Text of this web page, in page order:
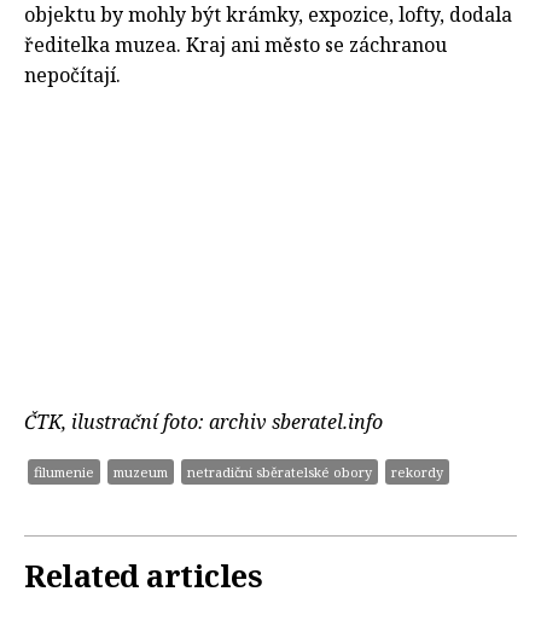
objektu by mohly být krámky, expozice, lofty, dodala
ředitelka muzea. Kraj ani město se záchranou
nepočítají.
ČTK, ilustrační foto: archiv sberatel.info
filumenie muzeum netradiční sběratelské obory rekordy
Related articles